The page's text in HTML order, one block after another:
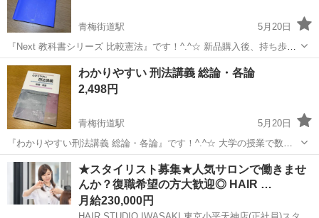
青梅街道駅
5月20日
『Next 教科書シリーズ 比較憲法』です！^.^☆ 新品購入後、持ち歩い
ていましたが、1度も読んでいません。 表紙・裏表紙に多少のused感
はありますが、お読みいただくのに問題はありません。 ※中古品であ
るということ...
東京 小平市 青梅街道駅 参考書 教科書
わかりやすい 刑法講義 総論・各論
2,498円
青梅街道駅
5月20日
『わかりやすい刑法講義 総論・各論』です！^.^☆ 大学の授業で数回
使用しました。 多少のused感はあるかと思いますが、お読みいただく
のに問題はありません。 ※中古品であるということをご理解の上、気
になさらない方のみ...
東京 小平市 青梅街道駅 参考書 教科書
★スタイリスト募集★人気サロンで働きませ
んか？復職希望の方大歓迎◎ HAIR …
月給230,000円